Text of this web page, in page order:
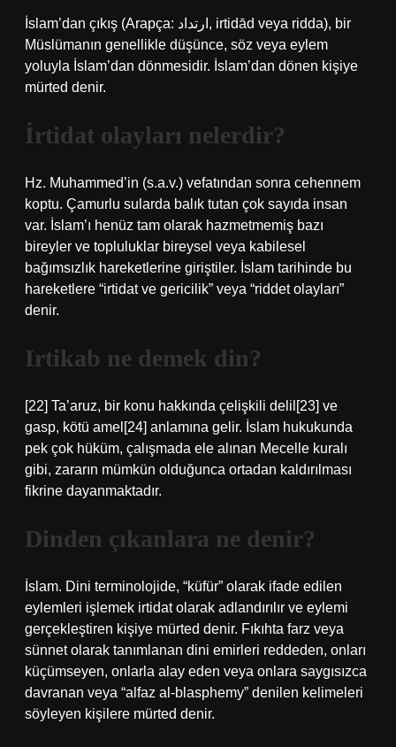
İslam’dan çıkış (Arapça: ارتداد‎, irtidād veya ridda), bir
Müslümanın genellikle düşünce, söz veya eylem
yoluyla İslam’dan dönmesidir. İslam’dan dönen kişiye
mürted denir.
İrtidat olayları nelerdir?
Hz. Muhammed’in (s.a.v.) vefatından sonra cehennem
koptu. Çamurlu sularda balık tutan çok sayıda insan
var. İslam’ı henüz tam olarak hazmetmemiş bazı
bireyler ve topluluklar bireysel veya kabilesel
bağımsızlık hareketlerine giriştiler. İslam tarihinde bu
hareketlere “irtidat ve gericilik” veya “riddet olayları”
denir.
Irtikab ne demek din?
[22] Ta’aruz, bir konu hakkında çelişkili delil[23] ve
gasp, kötü amel[24] anlamına gelir. İslam hukukunda
pek çok hüküm, çalışmada ele alınan Mecelle kuralı
gibi, zararın mümkün olduğunca ortadan kaldırılması
fikrine dayanmaktadır.
Dinden çıkanlara ne denir?
İslam. Dini terminolojide, “küfür” olarak ifade edilen
eylemleri işlemek irtidat olarak adlandırılır ve eylemi
gerçekleştiren kişiye mürted denir. Fıkıhta farz veya
sünnet olarak tanımlanan dini emirleri reddeden, onları
küçümseyen, onlarla alay eden veya onlara saygısızca
davranan veya “alfaz al-blasphemy” denilen kelimeleri
söyleyen kişilere mürted denir.